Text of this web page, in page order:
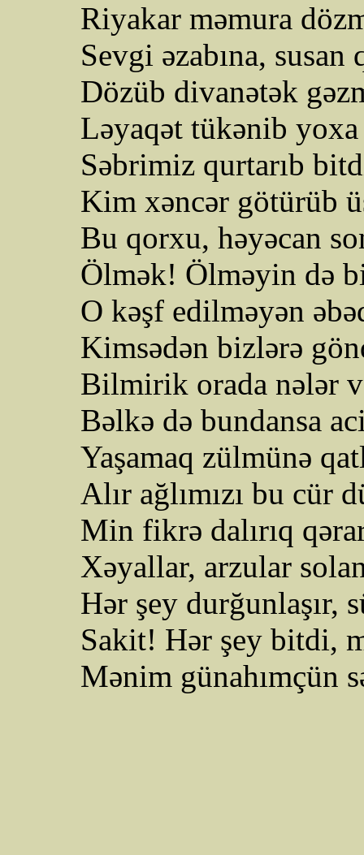
Riyakar məmura
Sevgi əzabına, susan
Dözüb divanətək
Ləyaqət tükənib yoxa
Səbrimiz qurtarıb
Kim xəncər götürüb
Bu qorxu, həyəcan
Ölmək! Ölməyin də
O kəşf edilməyən
Kimsədən bizlərə
Bilmirik orada nələr
Bəlkə də bundansa
Yaşamaq zülmünə
Alır ağlımızı bu cür
Min fikrə dalırıq
Xəyallar, arzular
Hər şey durğunlaşır,
Sakit! Hər şey bitdi,
Mənim günahımçün